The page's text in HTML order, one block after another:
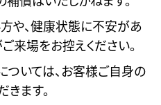
や、健康状態に不安があ
来場をお控えください。
いては、お客様ご自身の
ます。